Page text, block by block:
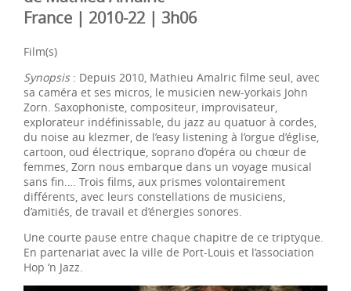
France | 2010-22 | 3h06
Film(s)
Synopsis : Depuis 2010, Mathieu Amalric filme seul, avec
sa caméra et ses micros, le musicien new-yorkais John
Zorn. Saxophoniste, compositeur, improvisateur,
explorateur indéfinissable, du jazz au quatuor à cordes,
du noise au klezmer, de l’easy listening à l’orgue d’église,
cartoon, oud électrique, soprano d’opéra ou chœur de
femmes, Zorn nous embarque dans un voyage musical
sans fin…. Trois films, aux prismes volontairement
différents, avec leurs constellations de musiciens,
d’amitiés, de travail et d’énergies sonores.
Une courte pause entre chaque chapitre de ce triptyque.
En partenariat avec la ville de Port-Louis et l’association
Hop ‘n Jazz.